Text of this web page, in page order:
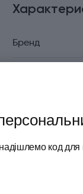
Бренд
Матеріал
код для